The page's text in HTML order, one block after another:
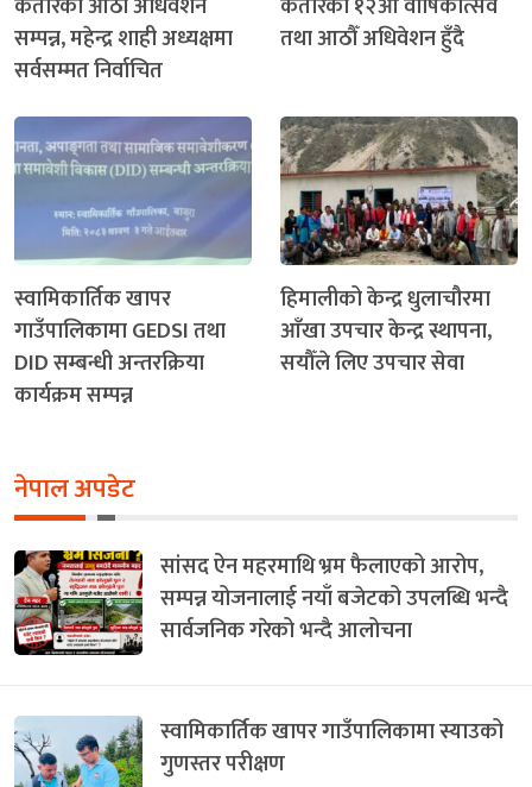
सम्पन्न, महेन्द्र शाही अध्यक्षमा
सर्वसम्मत निर्वाचित
तथा आठौँ अधिवेशन हुँदै
स्वामिकार्तिक खापर
गाउँपालिकामा GEDSI तथा
DID सम्बन्धी अन्तरक्रिया
कार्यक्रम सम्पन्न
हिमालीको केन्द्र धुलाचौरमा
आँखा उपचार केन्द्र स्थापना,
सयौँले लिए उपचार सेवा
नेपाल अपडेट
सांसद ऐन महरमाथि भ्रम फैलाएको आरोप,
सम्पन्न योजनालाई नयाँ बजेटको उपलब्धि भन्दै
सार्वजनिक गरेको भन्दै आलोचना
स्वामिकार्तिक खापर गाउँपालिकामा स्याउको
गुणस्तर परीक्षण